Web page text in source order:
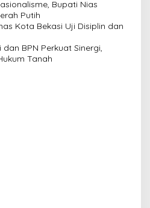
Bupati Nias
Putih
Kota Bekasi Uji Disiplin dan
BPN Perkuat Sinergi,
Tanah